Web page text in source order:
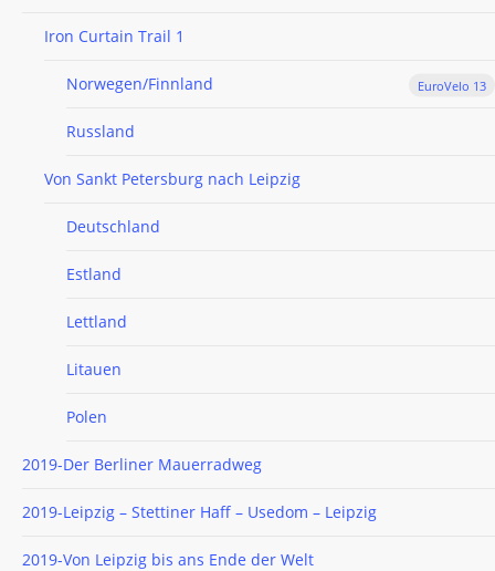
Iron Curtain Trail 1
EuroVelo 13
Norwegen/Finnland
Russland
Von Sankt Petersburg nach Leipzig
Deutschland
Estland
Lettland
Litauen
Polen
2019-Der Berliner Mauerradweg
2019-Leipzig – Stettiner Haff – Usedom – Leipzig
2019-Von Leipzig bis ans Ende der Welt